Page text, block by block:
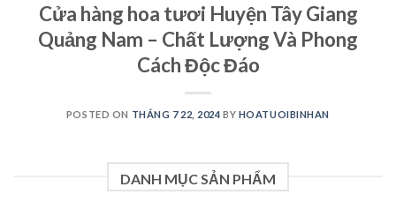
Cửa hàng hoa tươi Huyện Tây Giang
Quảng Nam – Chất Lượng Và Phong
Cách Độc Đáo
POSTED ON THÁNG 7 22, 2024 BY HOATUOIBINHAN
DANH MỤC SẢN PHẨM